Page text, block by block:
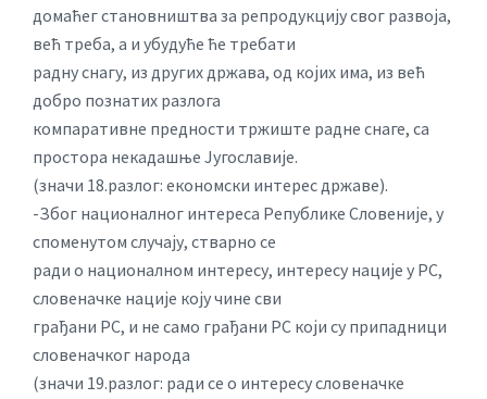
домаћег становништва за репродукцију свог развоја,
већ треба, а и убудуће ће требати
радну снагу, из других држава, од којих има, из већ
добро познатих разлога
компаративне предности тржиште радне снаге, са
простора некадашње Југославије.
(значи 18.разлог: економски интерес државе).
-Због националног интереса Републике Словеније, у
споменутом случају, стварно се
ради о националном интересу, интересу нације у РС,
словеначке нације коју чине сви
грађани РС, и не само грађани РС који су припадници
словеначког народа
(значи 19.разлог: ради се о интересу словеначке